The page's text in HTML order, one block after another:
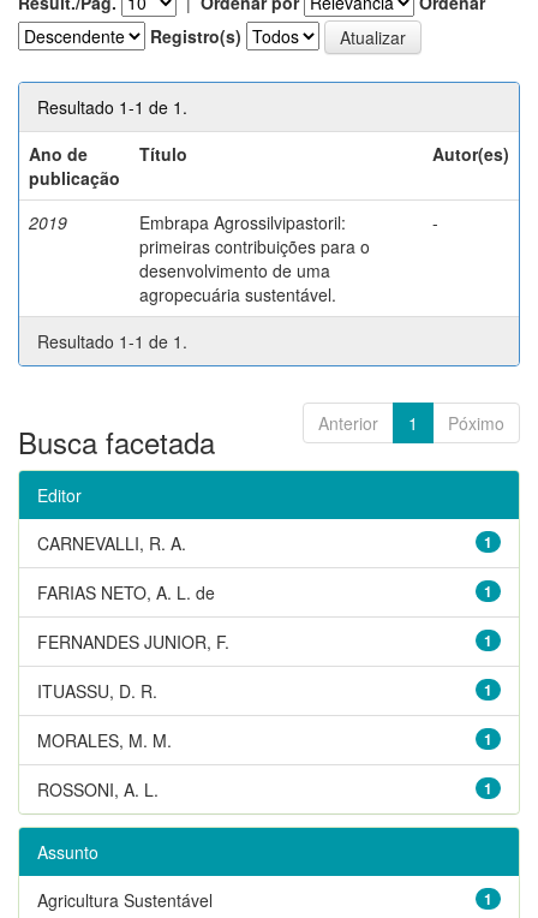
Registro(s)
Resultado 1-1 de 1.
Ano de
publicação
Título Autor(es)
2019
Embrapa Agrossilvipastoril:
primeiras contribuições para o
desenvolvimento de uma
agropecuária sustentável.
-
Resultado 1-1 de 1.
Anterior 1 Póximo
Busca facetada
Editor
1
CARNEVALLI, R. A.
1
FARIAS NETO, A. L. de
1
FERNANDES JUNIOR, F.
1
ITUASSU, D. R.
1
MORALES, M. M.
1
ROSSONI, A. L.
Assunto
1
Agricultura Sustentável